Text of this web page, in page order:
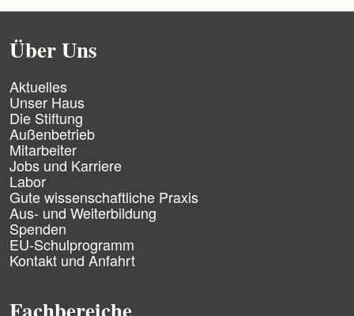
Über Uns
N
a
v
i
g
a
t
i
o
n
ü
b
e
r
Aktuelles
Unser Haus
Die Stiftung
Außenbetrieb
Mitarbeiter
Jobs und Karriere
Labor
Gute wissenschaftliche Praxis
Aus- und Weiterbildung
Spenden
EU-Schulprogramm
Kontakt und Anfahrt